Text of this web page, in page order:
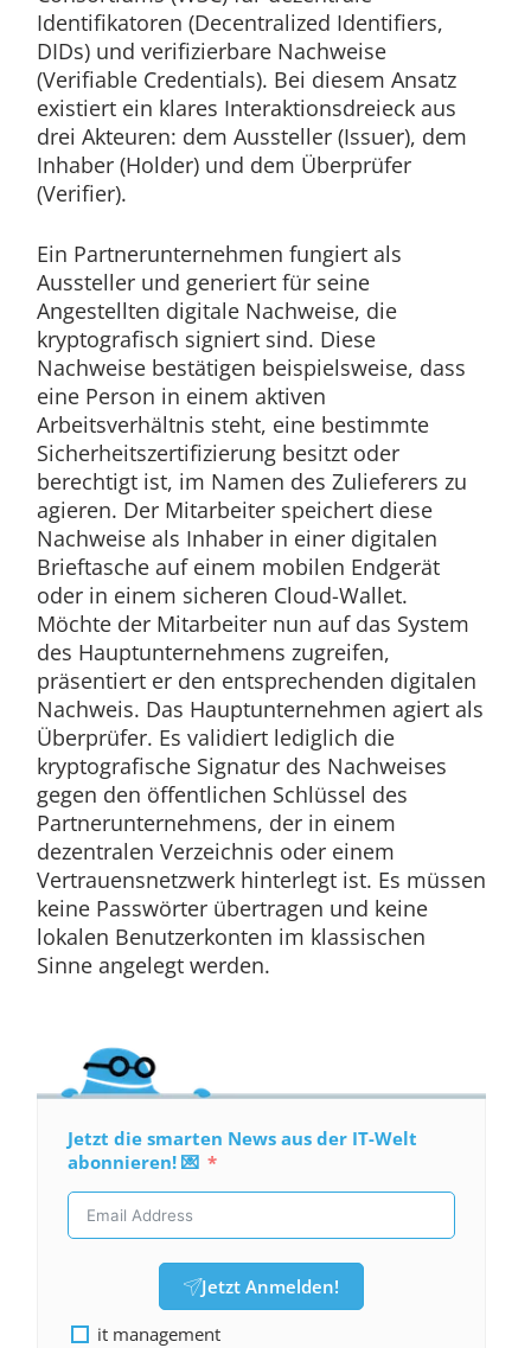
Identifikatoren (Decentralized Identifiers,
DIDs) und verifizierbare Nachweise
(Verifiable Credentials). Bei diesem Ansatz
existiert ein klares Interaktionsdreieck aus
drei Akteuren: dem Aussteller (Issuer), dem
Inhaber (Holder) und dem Überprüfer
(Verifier).
Ein Partnerunternehmen fungiert als
Aussteller und generiert für seine
Angestellten digitale Nachweise, die
kryptografisch signiert sind. Diese
Nachweise bestätigen beispielsweise, dass
eine Person in einem aktiven
Arbeitsverhältnis steht, eine bestimmte
Sicherheitszertifizierung besitzt oder
berechtigt ist, im Namen des Zulieferers zu
agieren. Der Mitarbeiter speichert diese
Nachweise als Inhaber in einer digitalen
Brieftasche auf einem mobilen Endgerät
oder in einem sicheren Cloud-Wallet.
Möchte der Mitarbeiter nun auf das System
des Hauptunternehmens zugreifen,
präsentiert er den entsprechenden digitalen
Nachweis. Das Hauptunternehmen agiert als
Überprüfer. Es validiert lediglich die
kryptografische Signatur des Nachweises
gegen den öffentlichen Schlüssel des
Partnerunternehmens, der in einem
dezentralen Verzeichnis oder einem
Vertrauensnetzwerk hinterlegt ist. Es müssen
keine Passwörter übertragen und keine
lokalen Benutzerkonten im klassischen
Sinne angelegt werden.
Jetzt die smarten News aus der IT-Welt
abonnieren! 💌
Jetzt Anmelden!
it management